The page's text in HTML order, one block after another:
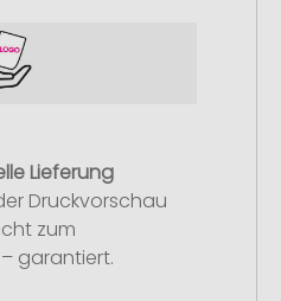
Lieferung
Druckvorschau
zum
garantiert.